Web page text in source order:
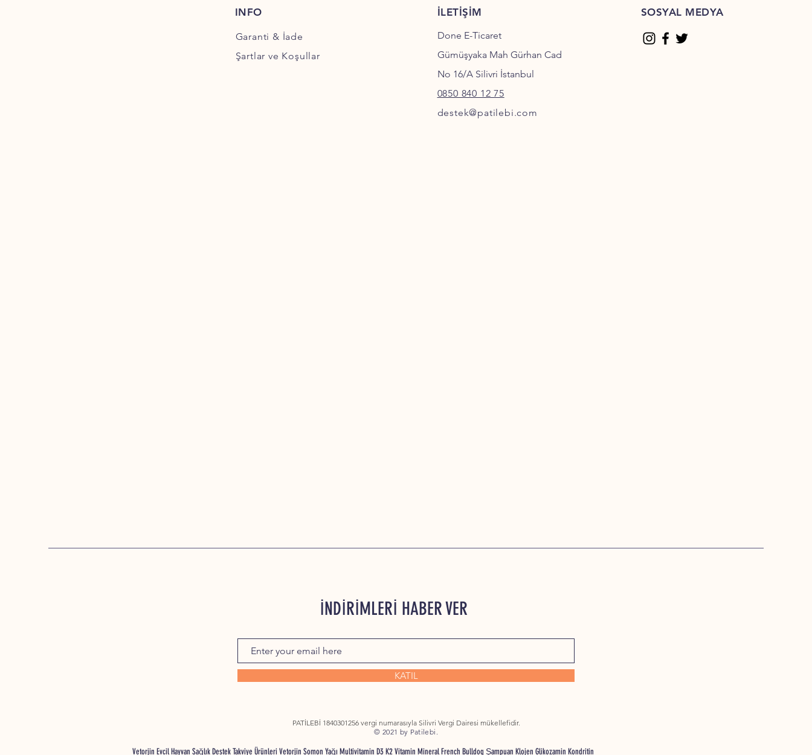
INFO
Garanti & İade
Şartlar ve Koşullar
İLETİŞİM
Done E-Ticaret
Gümüşyaka Mah Gürhan Cad
No 16/A Silivri İstanbul
0850 840 12 75
destek@patilebi.com
SOSYAL MEDYA
İNDİRİMLERİ HABER VER
KATIL
PATİLEBİ 1840301256 vergi numarasıyla Silivri Vergi Dairesi mükellefidir.
© 2021 by Patilebi.
Vetorjin Evcil Hayvan Sağlık Destek Takviye Ürünleri Vetorjin Somon Yağı Multivitamin D3 K2 Vitamin Mineral French Bulldog Şampuan Klojen Glikozamin Kondritin